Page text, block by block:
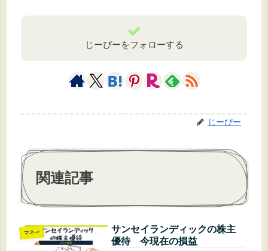
じーぴーをフォローする
じーぴー
関連記事
マネー
サンセイランディックの株主
優待 今現在の損益